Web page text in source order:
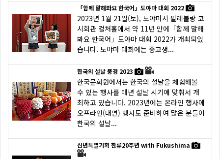
「함께 말해봐요 한국어」도야마 대회 2022
2023년 1월 21일(토), 도야마시 팔레블랑 코
시회관 컬처홀에서 약 11년 만에「함께 말해
봐요 한국어」도야마 대회 2022가 개최되었
습니다. 도야마 대회에는 중고생...
한국의 설날 풍경 2023
한국문화원에서는 한국의 설날을 체험해볼
수 있는 행사를 매년 설날 시기에 맞춰서 개
최하고 있습니다. 2023년에는 온라인 행사에
오프라인(대면) 행사도 준비하여 많은 분들이
한국의 설날...
신년특별기획 한류20주년 with Fukushima